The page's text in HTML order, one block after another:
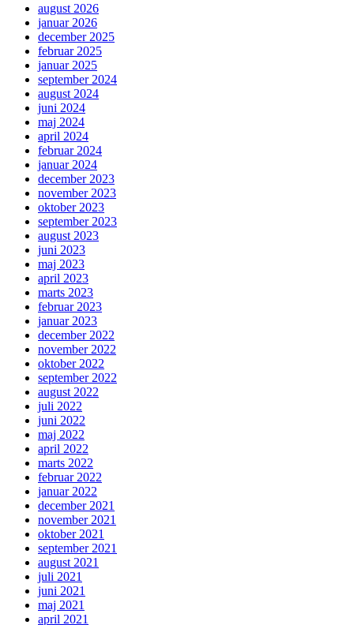
august 2026
januar 2026
december 2025
februar 2025
januar 2025
september 2024
august 2024
juni 2024
maj 2024
april 2024
februar 2024
januar 2024
december 2023
november 2023
oktober 2023
september 2023
august 2023
juni 2023
maj 2023
april 2023
marts 2023
februar 2023
januar 2023
december 2022
november 2022
oktober 2022
september 2022
august 2022
juli 2022
juni 2022
maj 2022
april 2022
marts 2022
februar 2022
januar 2022
december 2021
november 2021
oktober 2021
september 2021
august 2021
juli 2021
juni 2021
maj 2021
april 2021